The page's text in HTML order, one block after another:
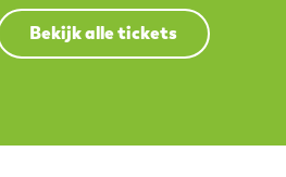
Bekijk alle tickets